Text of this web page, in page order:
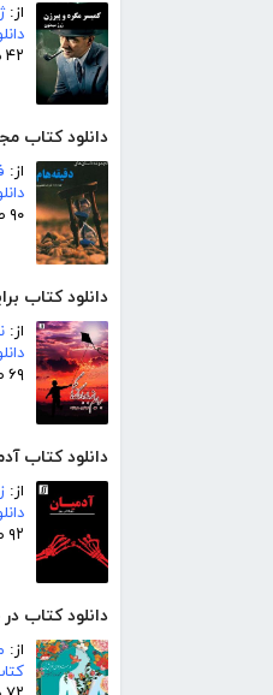
از:
۴۲ صفحه
دانلود کتاب
از:
۹۰ صفحه
دانلود کتاب
از:
۶۹ صفحه
دانلود کتاب
از:
۹۲ صفحه
دانلود کتاب
از: